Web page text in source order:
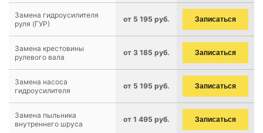
Замена гидроусилителя
руля (ГУР)
от 5 195 руб. Записаться
Замена крестовины
рулевого вала
от 3 185 руб. Записаться
Замена насоса
гидроусилителя
от 5 195 руб. Записаться
Замена пыльника
внутреннего шруса
от 1 495 руб. Записаться